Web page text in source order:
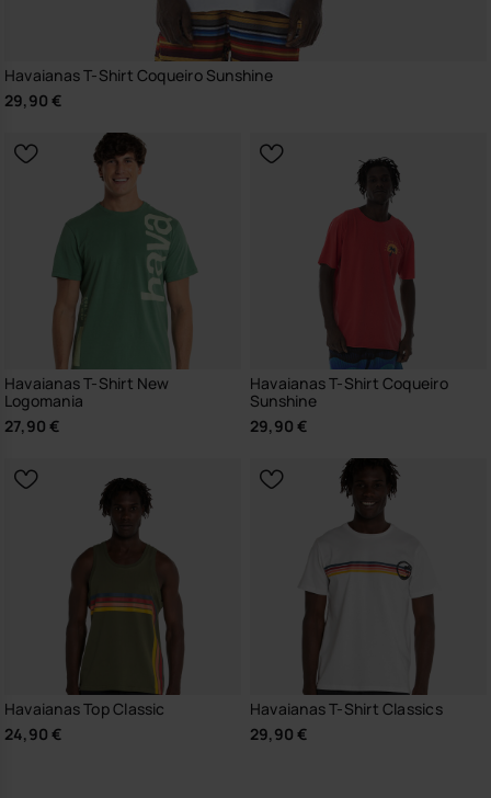
Havaianas T-Shirt Coqueiro Sunshine
29,90 €
Havaianas T-Shirt New
Logomania
27,90 €
Havaianas T-Shirt Coqueiro
Sunshine
29,90 €
Havaianas Top Classic
24,90 €
Havaianas T-Shirt Classics
29,90 €